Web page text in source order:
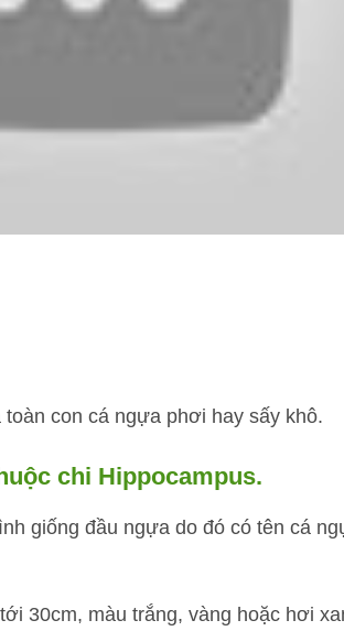
con cá ngựa phơi hay sấy khô.
chi Hippocampus.
giống đầu ngựa do đó có tên cá
30cm, màu trắng, vàng hoặc hơi